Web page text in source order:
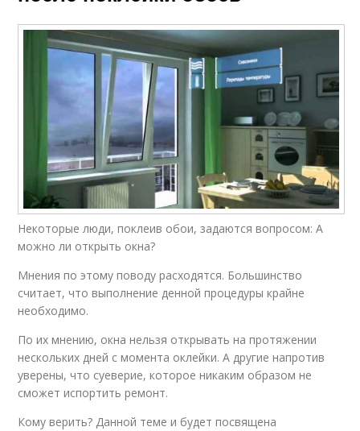
Некоторые люди, поклеив обои, задаются вопросом: А
можно ли открыть окна?
Мнения по этому поводу расходятся. Большинство
считает, что выполнение денной процедуры крайне
необходимо.
По их мнению, окна нельзя открывать на протяжении
нескольких дней с момента оклейки. А другие напротив
уверены, что суеверие, которое никаким образом не
сможет испортить ремонт.
Кому верить? Данной теме и будет посвящена